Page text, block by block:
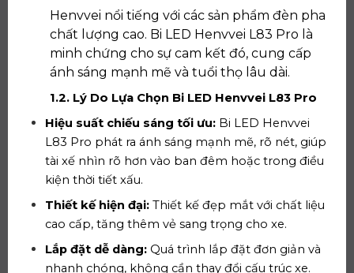
Henvvei nổi tiếng với các sản phẩm đèn pha
chất lượng cao. Bi LED Henvvei L83 Pro là
minh chứng cho sự cam kết đó, cung cấp
ánh sáng mạnh mẽ và tuổi thọ lâu dài.
1.2. Lý Do Lựa Chọn Bi LED Henvvei L83 Pro
Hiệu suất chiếu sáng tối ưu: Bi LED Henvvei
L83 Pro phát ra ánh sáng mạnh mẽ, rõ nét, giúp
tài xế nhìn rõ hơn vào ban đêm hoặc trong điều
kiện thời tiết xấu.
Thiết kế hiện đại: Thiết kế đẹp mắt với chất liệu
cao cấp, tăng thêm vẻ sang trọng cho xe.
Lắp đặt dễ dàng: Quá trình lắp đặt đơn giản và
nhanh chóng, không cần thay đổi cấu trúc xe.